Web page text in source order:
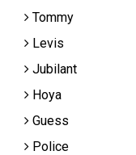
Tommy
Levis
Jubilant
Hoya
Guess
Police